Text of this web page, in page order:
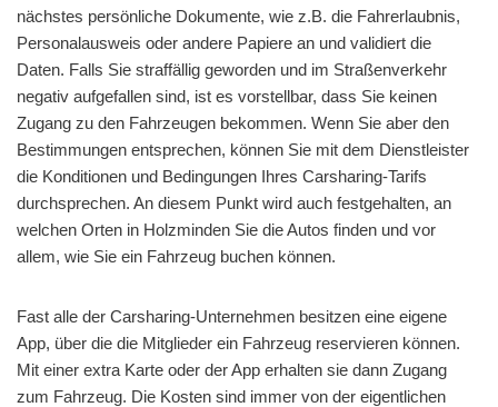
nächstes persönliche Dokumente, wie z.B. die Fahrerlaubnis,
Personalausweis oder andere Papiere an und validiert die
Daten. Falls Sie straffällig geworden und im Straßenverkehr
negativ aufgefallen sind, ist es vorstellbar, dass Sie keinen
Zugang zu den Fahrzeugen bekommen. Wenn Sie aber den
Bestimmungen entsprechen, können Sie mit dem Dienstleister
die Konditionen und Bedingungen Ihres Carsharing-Tarifs
durchsprechen. An diesem Punkt wird auch festgehalten, an
welchen Orten in Holzminden Sie die Autos finden und vor
allem, wie Sie ein Fahrzeug buchen können.
Fast alle der Carsharing-Unternehmen besitzen eine eigene
App, über die die Mitglieder ein Fahrzeug reservieren können.
Mit einer extra Karte oder der App erhalten sie dann Zugang
zum Fahrzeug. Die Kosten sind immer von der eigentlichen